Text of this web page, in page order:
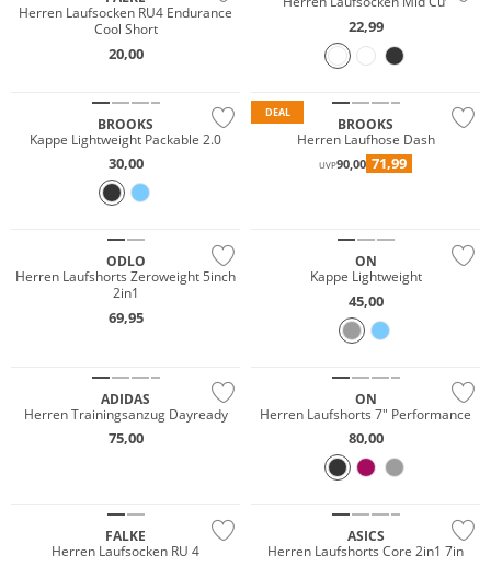
Herren Laufsocken RU4 Endurance
Cool Short
20,00
22,99
BROOKS
Kappe Lightweight Packable 2.0
30,00
DEAL
BROOKS
Herren Laufhose Dash
UVP90,00 71,99
ODLO
Herren Laufshorts Zeroweight 5inch
2in1
69,95
ON
Kappe Lightweight
45,00
ADIDAS
Herren Trainingsanzug Dayready
75,00
ON
Herren Laufshorts 7" Performance
80,00
FALKE
Herren Laufsocken RU 4
ASICS
Herren Laufshorts Core 2in1 7in